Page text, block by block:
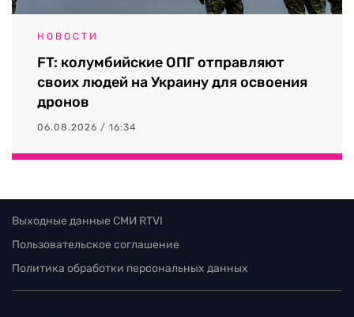
НОВОСТИ
FT: колумбийские ОПГ отправляют
своих людей на Украину для освоения
дронов
06.08.2026 / 16:34
Выходные данные СМИ RTVI
Пользовательское соглашение
Политика обработки персональных данных